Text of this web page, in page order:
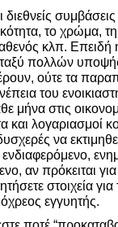
το χρώμα,
κλπ. Επειδή
πολλών
ούτε τα
του
μήνα στις
λογαριασμοί
να
αν πρόκειται
στοιχεία
εγγυητής.